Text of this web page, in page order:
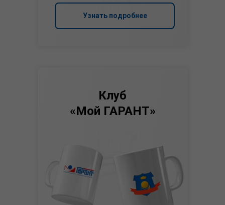
Клуб
«Мой ГАРАНТ»
Узнать подробнее